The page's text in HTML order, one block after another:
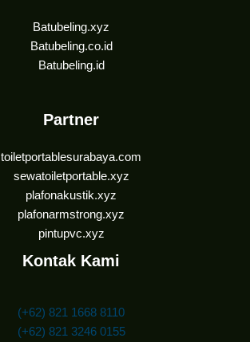
Batubeling.xyz
Batubeling.co.id
Batubeling.id
Partner
toiletportablesurabaya.com
sewatoiletportable.xyz
plafonakustik.xyz
plafonarmstrong.xyz
pintupvc.xyz
Kontak Kami
(+62) 821 1668 8110
(+62) 821 3246 0155